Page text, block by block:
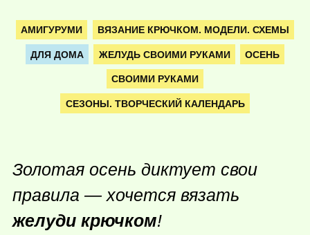
АМИГУРУМИ ВЯЗАНИЕ КРЮЧКОМ. МОДЕЛИ. СХЕМЫ
ДЛЯ ДОМА ЖЕЛУДЬ СВОИМИ РУКАМИ ОСЕНЬ
СВОИМИ РУКАМИ
СЕЗОНЫ. ТВОРЧЕСКИЙ КАЛЕНДАРЬ
Золотая осень диктует свои
правила — хочется вязать
желуди крючком!